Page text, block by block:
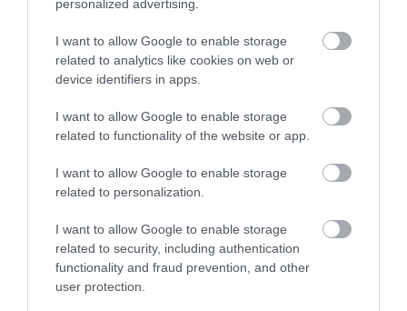
personalized advertising.
I want to allow Google to enable storage
related to analytics like cookies on web or
device identifiers in apps.
I want to allow Google to enable storage
related to functionality of the website or app.
I want to allow Google to enable storage
related to personalization.
I want to allow Google to enable storage
related to security, including authentication
functionality and fraud prevention, and other
user protection.
Imel Silk & Keratin Μάσκα
Μαλλιών 1000ml
Διαθέσιμο
7,70 €
Imel Silk & Keratin Μάσκα
Διαθέσιμο
5,95 €